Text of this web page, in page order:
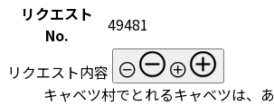
リクエスト
No.
49481
リクエスト内容
キャベツ村でとれるキャベツは、